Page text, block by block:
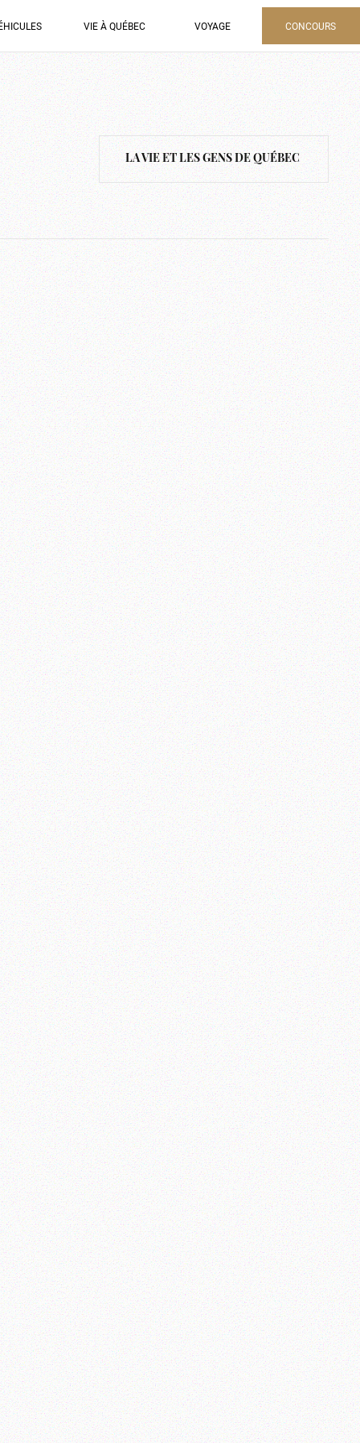
VIE À QUÉBEC VOYAGE CONCOURS
LA VIE ET LES GENS DE QUÉBEC